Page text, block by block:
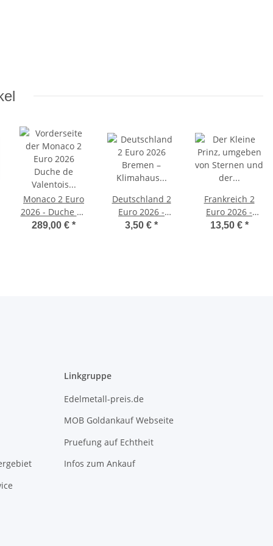
Monaco 2 Euro
2026 - Duche de
Valentois - PP*
289,00 € *
Deutschland 2
Euro 2026 -
Bremen -
3,50 € *
Frankreich 2
Euro 2026 -
Kleiner Prinz mit
13,50 € *
Linkgruppe
Edelmetall-preis.de
MOB Goldankauf Webseite
Pruefung auf Echtheit
Infos zum Ankauf